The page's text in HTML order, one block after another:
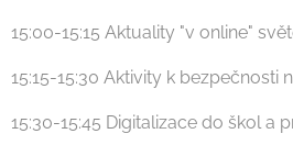
15:00-15:15 Aktuality "v online"
15:15-15:30 Aktivity k bezpečnosti
15:30-15:45 Digitalizace do škol a